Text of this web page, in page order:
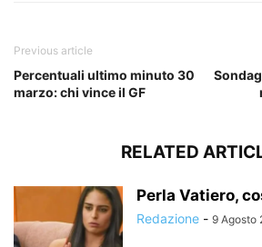
Previous article
Percentuali ultimo minuto 30
marzo: chi vince il GF
RELATED
Perla Vatiero,
Redazione - 9 Agosto